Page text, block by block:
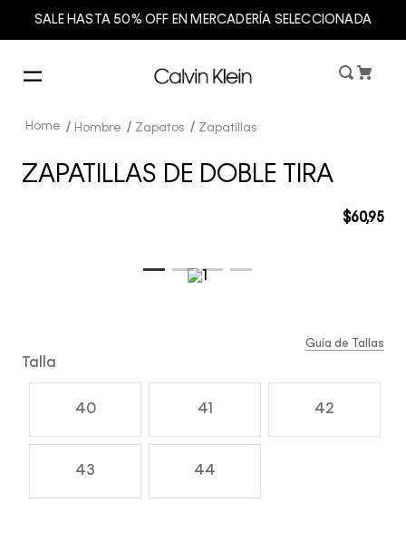
SALE HASTA 50% OFF EN MERCADERÍA SELECCIONADA
Hombre Zapatos Zapatillas
ZAPATILLAS DE DOBLE TIRA
$60,95
Talla
40 41 42
43 44
Guía de Tallas